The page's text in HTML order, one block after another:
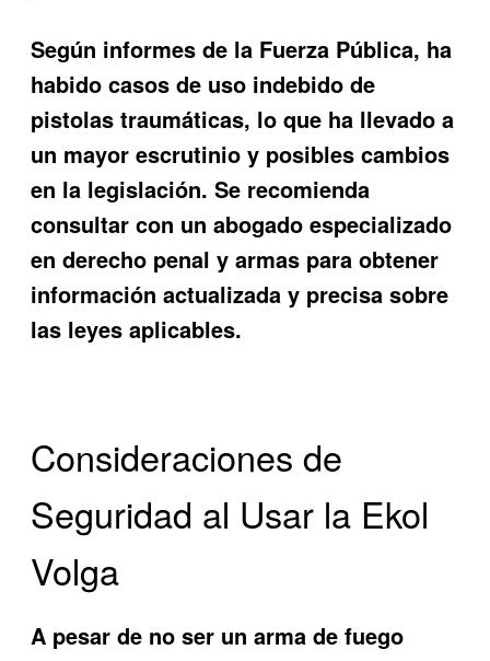
Según informes de la Fuerza Pública, ha
habido casos de uso indebido de
pistolas traumáticas, lo que ha llevado a
un mayor escrutinio y posibles cambios
en la legislación. Se recomienda
consultar con un abogado especializado
en derecho penal y armas para obtener
información actualizada y precisa sobre
las leyes aplicables.
Consideraciones de
Seguridad al Usar la Ekol
Volga
A pesar de no ser un arma de fuego